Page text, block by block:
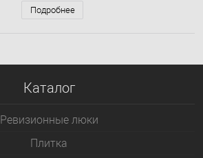
Подробнее
Каталог
Ревизионные люки
Плитка